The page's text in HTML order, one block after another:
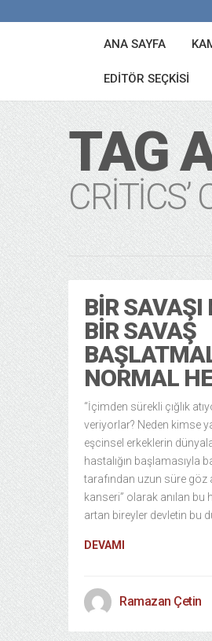
ANA SAYFA
EDITÖR SEÇKISI
TAG
CRITICS’
BIR
BIR SAVAŞ
NORMAL
“İçimden sürekli çığlık
veriyorlar? Neden kimse
eşcinsel erkeklerin
hastalığın başlamasıyla
tarafından uzun süre göz
kanseri” olarak anılan bu
artan bireyler devletin bu
DEVAMI
Ramazan Çetin